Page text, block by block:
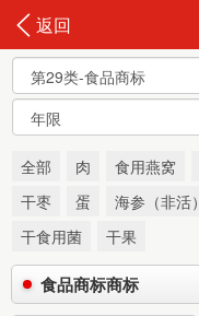
返回
全部 肉 食用燕窝
干枣
蛋 海参（非活）
干食用菌
干果
食品商标商标